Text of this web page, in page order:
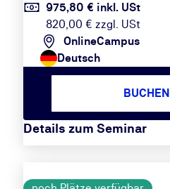
975,80 € inkl. USt
820,00 € zzgl. USt
OnlineCampus
Deutsch
Details zum Seminar
BUCHEN